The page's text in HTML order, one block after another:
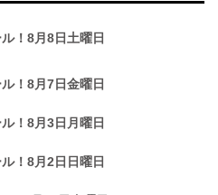
！8月8日土曜日
！8月7日金曜日
！8月3日月曜日
！8月2日日曜日